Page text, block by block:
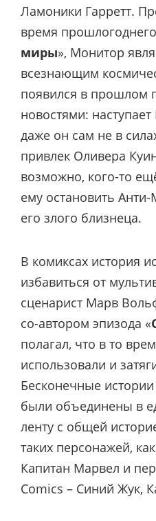
Ламоники Гарретт.
время
миры», Монитор
всезнающим
появился в прошлом
новостями:
даже он сам не в
привлек Оливера
возможно, кого-то
ему остановить
его злого близнеца.
В комиксах история
избавиться от
сценарист Марв
со-автором эпизода «
полагал, что в то
использовали и
Бесконечные
были объединены в
ленту с общей
таких персонажей,
Капитан Марвел и
Comics – Синий Жук,